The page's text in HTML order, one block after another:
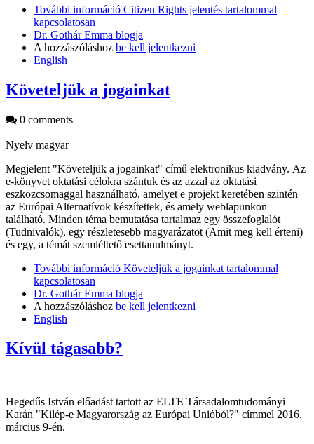
További információ Citizen Rights jelentés tartalommal
kapcsolatosan
Dr. Gothár Emma blogja
A hozzászóláshoz be kell jelentkezni
English
Követeljük a jogainkat
0 comments
Nyelv magyar
Megjelent "Követeljük a jogainkat" című elektronikus kiadvány. Az
e-könyvet oktatási célokra szántuk és az azzal az oktatási
eszközcsomaggal használható, amelyet e projekt keretében szintén
az Európai Alternatívok készítettek, és amely weblapunkon
található. Minden téma bemutatása tartalmaz egy összefoglalót
(Tudnivalók), egy részletesebb magyarázatot (Amit meg kell érteni)
és egy, a témát szemléltető esettanulmányt.
További információ Követeljük a jogainkat tartalommal
kapcsolatosan
Dr. Gothár Emma blogja
A hozzászóláshoz be kell jelentkezni
English
Kívül tágasabb?
Hegedűs István előadást tartott az ELTE Társadalomtudományi
Karán "Kilép-e Magyarország az Európai Unióból?" címmel 2016.
március 9-én.